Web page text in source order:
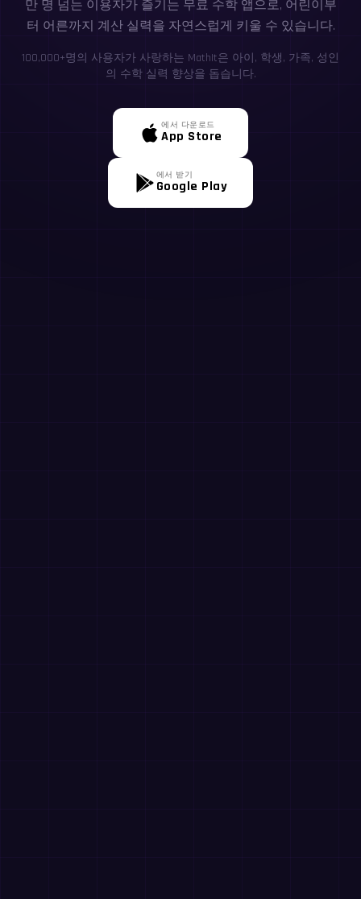
만 명 넘는 이용자가 즐기는 무료 수학 앱으로, 어린이부
터 어른까지 계산 실력을 자연스럽게 키울 수 있습니다.
100,000+명의 사용자가 사랑하는 MathIt은 아이, 학생, 가족, 성인
의 수학 실력 향상을 돕습니다.
에서 다운로드
App Store
에서 받기
Google Play